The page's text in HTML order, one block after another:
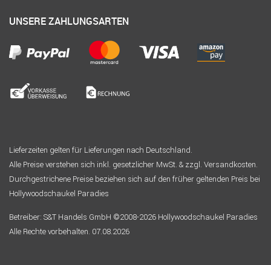
UNSERE ZAHLUNGSARTEN
Lieferzeiten gelten für Lieferungen nach Deutschland.
Alle Preise verstehen sich inkl. gesetzlicher MwSt. & zzgl. Versandkosten.
Durchgestrichene Preise beziehen sich auf den früher geltenden Preis bei
Hollywoodschaukel Paradies
Betreiber: S&T Handels GmbH ©2008-2026 Hollywoodschaukel Paradies
Alle Rechte vorbehalten. 07.08.2026